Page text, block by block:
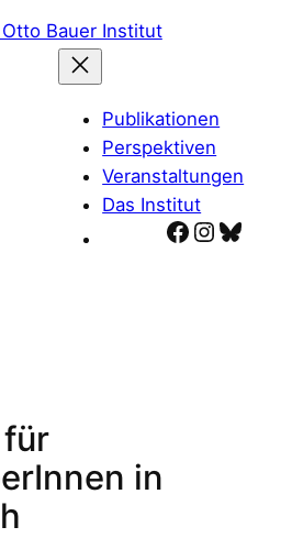
Publikationen
Perspektiven
Veranstaltungen
Das Institut
Facebook
in